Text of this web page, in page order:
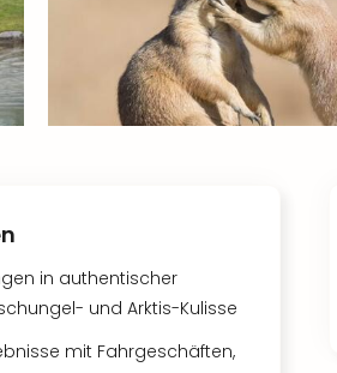
in authentischer
und Arktis-Kulisse
mit Fahrgeschäften,